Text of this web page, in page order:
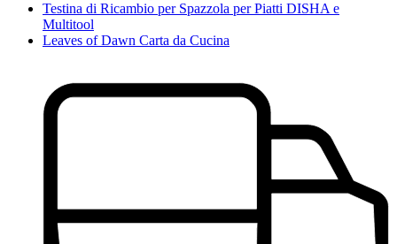
Testina di Ricambio per Spazzola per Piatti DISHA e
Multitool
Leaves of Dawn Carta da Cucina